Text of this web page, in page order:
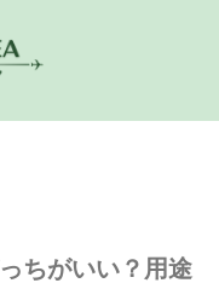
ちがいい？用途